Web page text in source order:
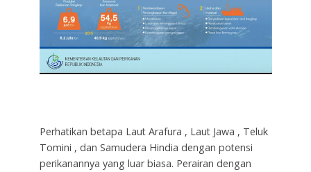
Perhatikan betapa Laut Arafura , Laut Jawa , Teluk
Tomini , dan Samudera Hindia dengan potensi
perikanannya yang luar biasa. Perairan dengan